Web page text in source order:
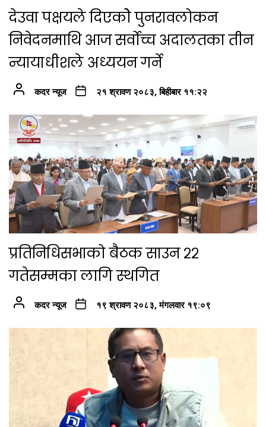
देउवा पक्षयले दिएकोे पुनरावलोकन
निवेदनमाथि आज सर्वोच्च अदालतका तीन
न्यायाधीशले अध्ययन गर्ने
कदर न्यूज २१ श्रावण २०८३, बिहीबार ११:२२
प्रतिनिधिसभाको बैठक साउन २२
गतेसम्मका लागि स्थगित
कदर न्यूज १९ श्रावण २०८३, मंगलवार १९:०९